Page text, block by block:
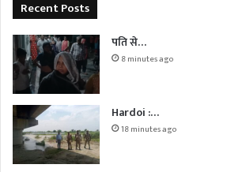
Recent Posts
पति से…
8 minutes ago
Hardoi :…
18 minutes ago